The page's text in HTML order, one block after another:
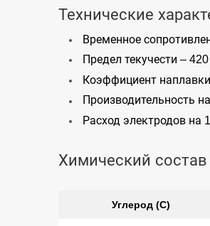
Технические
Временное
Предел текучести –
Коэффициент наплавки
Производительность
Расход электродов на
Химический
Углерод (С)